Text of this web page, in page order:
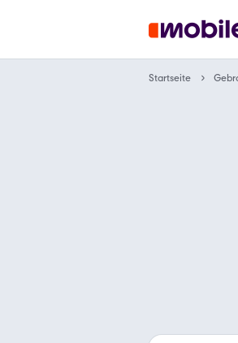
Startseite